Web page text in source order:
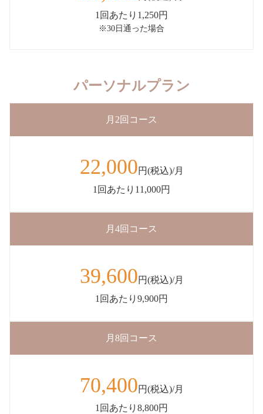
1回あたり1,250円
※30日通った場合
パーソナルプラン
月2回コース
22,000円(税込)/月
1回あたり11,000円
月4回コース
39,600円(税込)/月
1回あたり9,900円
月8回コース
70,400円(税込)/月
1回あたり8,800円